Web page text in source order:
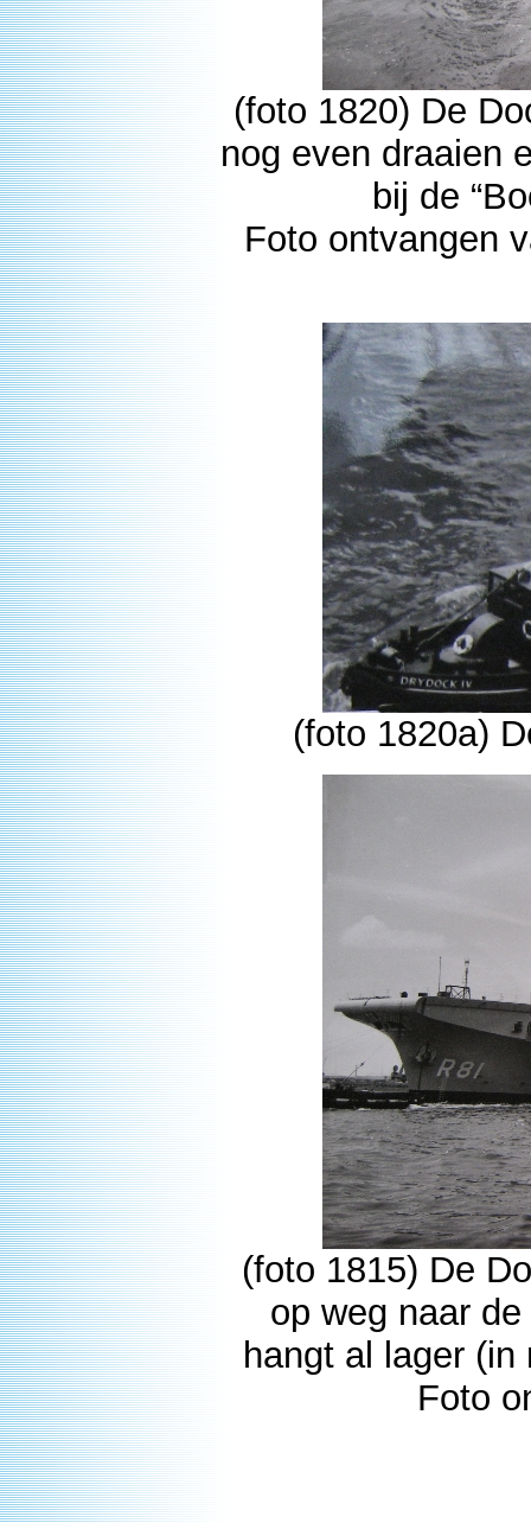
(foto 1820) De
nog even draaien
bij de
Foto ontvangen
(foto 1820a)
(foto 1815) De
op weg naar
hangt al lager
Foto